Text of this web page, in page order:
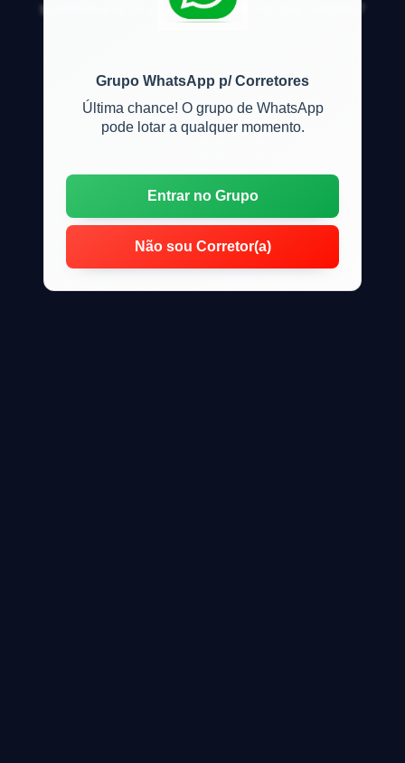
Grupo WhatsApp p/ Corretores
Última chance! O grupo de WhatsApp
pode lotar a qualquer momento.
Entrar no Grupo
Não sou Corretor(a)
transfer&ecirc;ncia do im&oacute;vel que comprei?